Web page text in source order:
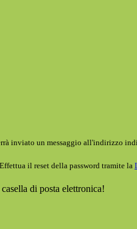
inviato un messaggio all'indirizzo
il reset della password tramite la
di posta elettronica!